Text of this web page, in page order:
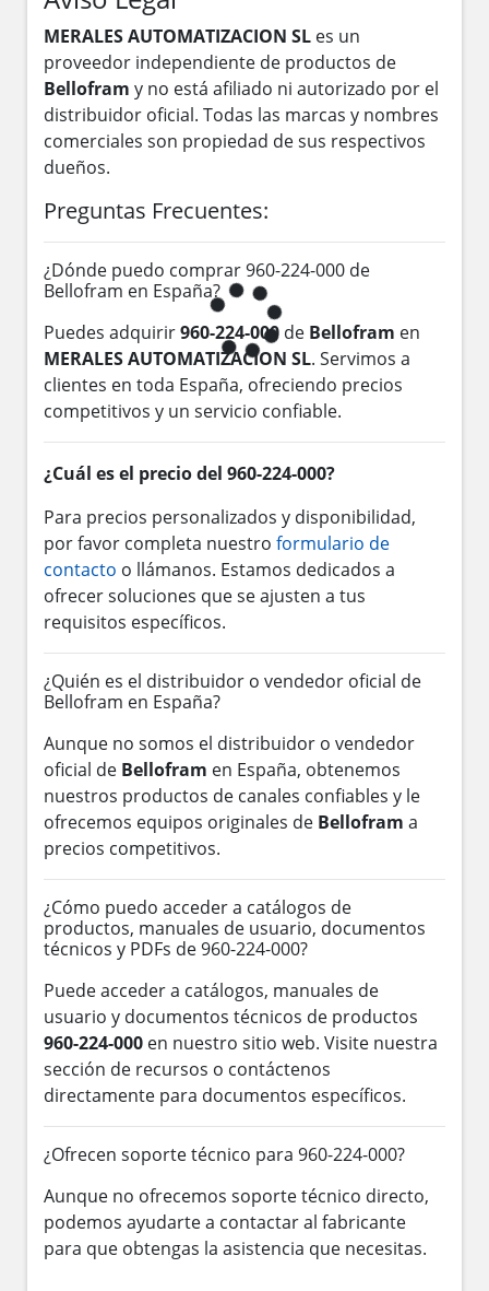
MERALES AUTOMATIZACION SL es un
proveedor independiente de productos de
Bellofram y no está afiliado ni autorizado por el
distribuidor oficial. Todas las marcas y nombres
comerciales son propiedad de sus respectivos
dueños.
Preguntas Frecuentes:
¿Dónde puedo comprar 960-224-000 de
Bellofram en España?
Puedes adquirir960-224-000 de Bellofram en
MERALES AUTOMATIZACION SL. Servimos a
clientes en toda España, ofreciendo precios
competitivos y un servicio confiable.
¿Cuál es el precio del 960-224-000?
Para precios personalizados y disponibilidad,
por favor completa nuestro formulario de
contacto o llámanos. Estamos dedicados a
ofrecer soluciones que se ajusten a tus
requisitos específicos.
¿Quién es el distribuidor o vendedor oficial de
Bellofram en España?
Aunque no somos el distribuidor o vendedor
oficial de Bellofram en España, obtenemos
nuestros productos de canales confiables y le
ofrecemos equipos originales de Bellofram a
precios competitivos.
¿Cómo puedo acceder a catálogos de
productos, manuales de usuario, documentos
técnicos y PDFs de 960-224-000?
Puede acceder a catálogos, manuales de
usuario y documentos técnicos de productos
960-224-000 en nuestro sitio web. Visite nuestra
sección de recursos o contáctenos
directamente para documentos específicos.
¿Ofrecen soporte técnico para 960-224-000?
Aunque no ofrecemos soporte técnico directo,
podemos ayudarte a contactar al fabricante
para que obtengas la asistencia que necesitas.